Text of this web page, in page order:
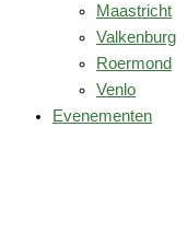
Maastricht
Valkenburg
Roermond
Venlo
Evenementen